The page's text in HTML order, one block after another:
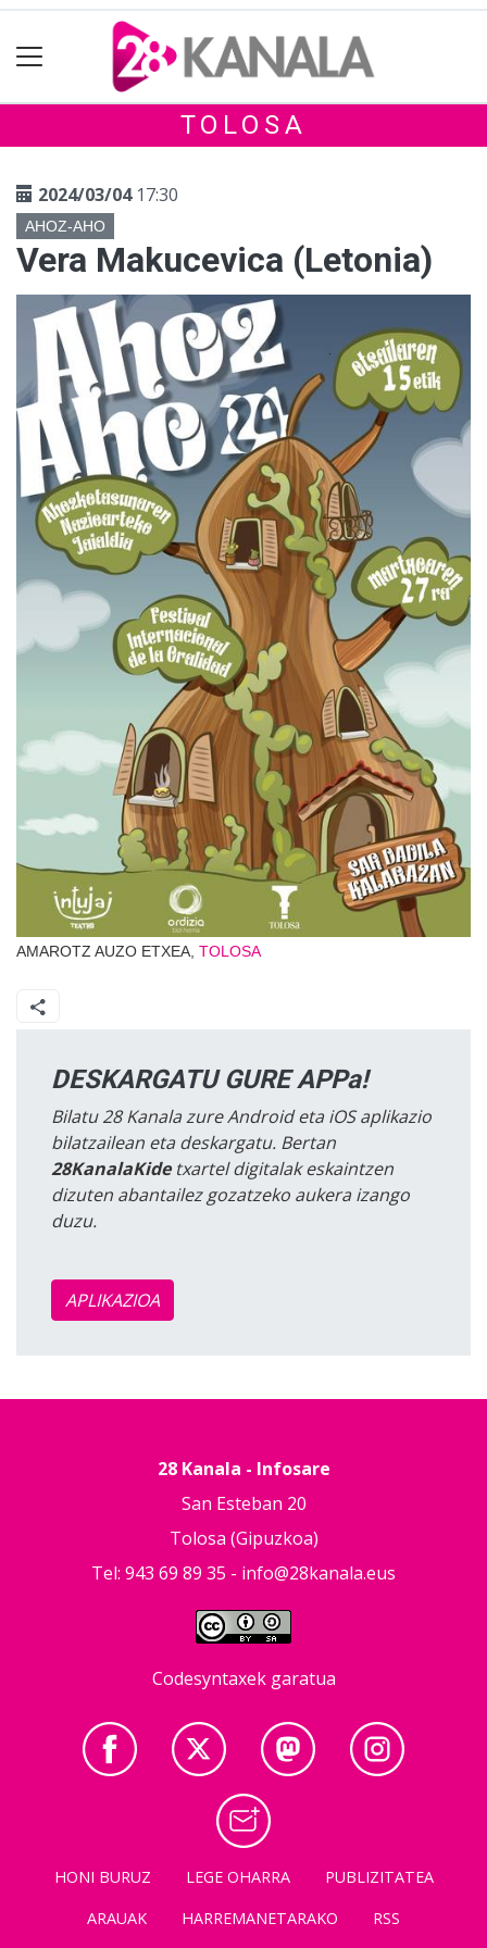
TOLOSA
2024/03/0417:30
AHOZ-AHO
Vera Makucevica (Letonia)
AMAROTZ AUZO ETXEA, TOLOSA
DESKARGATU GURE APPa!
Bilatu 28 Kanala zure Android eta iOS aplikazio
bilatzailean eta deskargatu. Bertan
28KanalaKidetxartel digitalak eskaintzen
dizuten abantailez gozatzeko aukera izango
duzu.
APLIKAZIOA
28 Kanala - Infosare
San Esteban 20
Tolosa (Gipuzkoa)
Tel: 943 69 89 35 - info@28kanala.eus
Codesyntaxek garatua
HONI BURUZ LEGE OHARRA
PUBLIZITATEA
ARAUAK
HARREMANETARAKO RSS